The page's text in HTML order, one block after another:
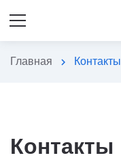
Главная chevron_right Контакты
Контакты